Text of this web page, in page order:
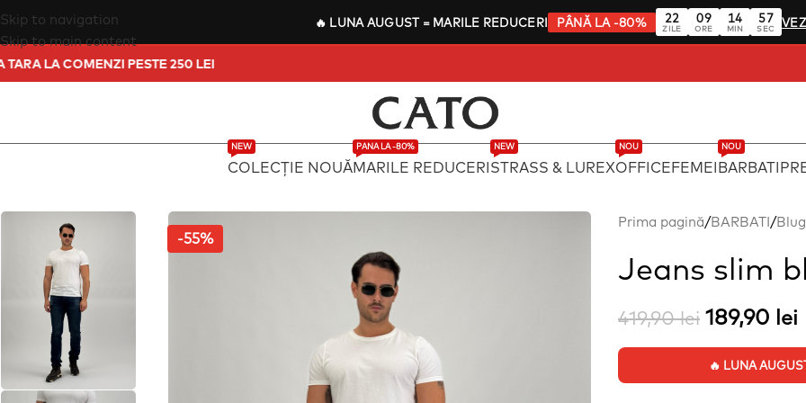
🔥 LUNA AUGUST= MARILE REDUCERI PÂNĂ LA -80% 22
ZILE
09
ORE
14
MIN
56
SEC
Skip to navigation
Skip to main content
TOATA TARA LA COMENZI PESTE 250 LEI
COLECȚIE NOUĂ
NEW
MARILE REDUCERI
PANA LA -80%
STRASS & LUREX
NEW
OFFICE
NOU
FEMEIBARBATI
NOU
-55%
Prima pagină/BARBATI/
Jeans slim
419,90lei 189,90 lei
🔥 LUNA